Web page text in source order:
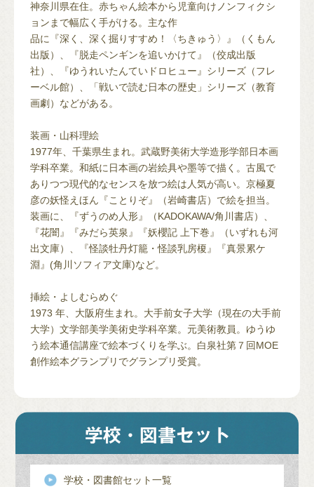
神奈川県在住。赤ちゃん絵本から児童向けノンフィクシ
ョンまで幅広く手がける。主な作
品に『深く、深く掘りすすめ！〈ちきゅう〉』（くもん
出版）、『脱走ペンギンを追いかけて』（佼成出版
社）、『ゆうれいたんていドロヒュー』シリーズ（フレ
ーベル館）、「戦いで読む日本の歴史」シリーズ（教育
画劇）などがある。
装画・山科理絵
1977年、千葉県生まれ。武蔵野美術大学造形学部日本画
学科卒業。和紙に日本画の岩絵具や墨等で描く。古風で
ありつつ現代的なセンスを放つ絵は人気が高い。京極夏
彦の妖怪えほん『ことりぞ』（岩崎書店）で絵を担当。
装画に、『ずうのめ人形』（KADOKAWA/角川書店）、
『花闇』『みだら英泉』『妖櫻記 上下巻』（いずれも河
出文庫）、『怪談牡丹灯籠・怪談乳房榎』『真景累ケ
淵』(角川ソフィア文庫)など。
挿絵・よしむらめぐ
1973 年、大阪府生まれ。大手前女子大学（現在の大手前
大学）文学部美学美術史学科卒業。元美術教員。ゆうゆ
う絵本通信講座で絵本づくりを学ぶ。白泉社第７回MOE
創作絵本グランプリでグランプリ受賞。
学校・図書館セット一覧